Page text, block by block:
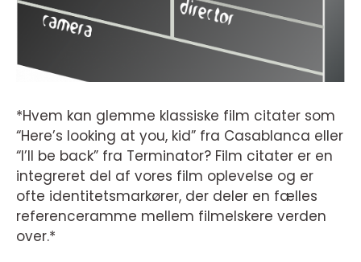
*Hvem kan glemme klassiske film citater som
“Here’s looking at you, kid” fra Casablanca eller
“I’ll be back” fra Terminator? Film citater er en
integreret del af vores film oplevelse og er
ofte identitetsmarkører, der deler en fælles
referenceramme mellem filmelskere verden
over.*